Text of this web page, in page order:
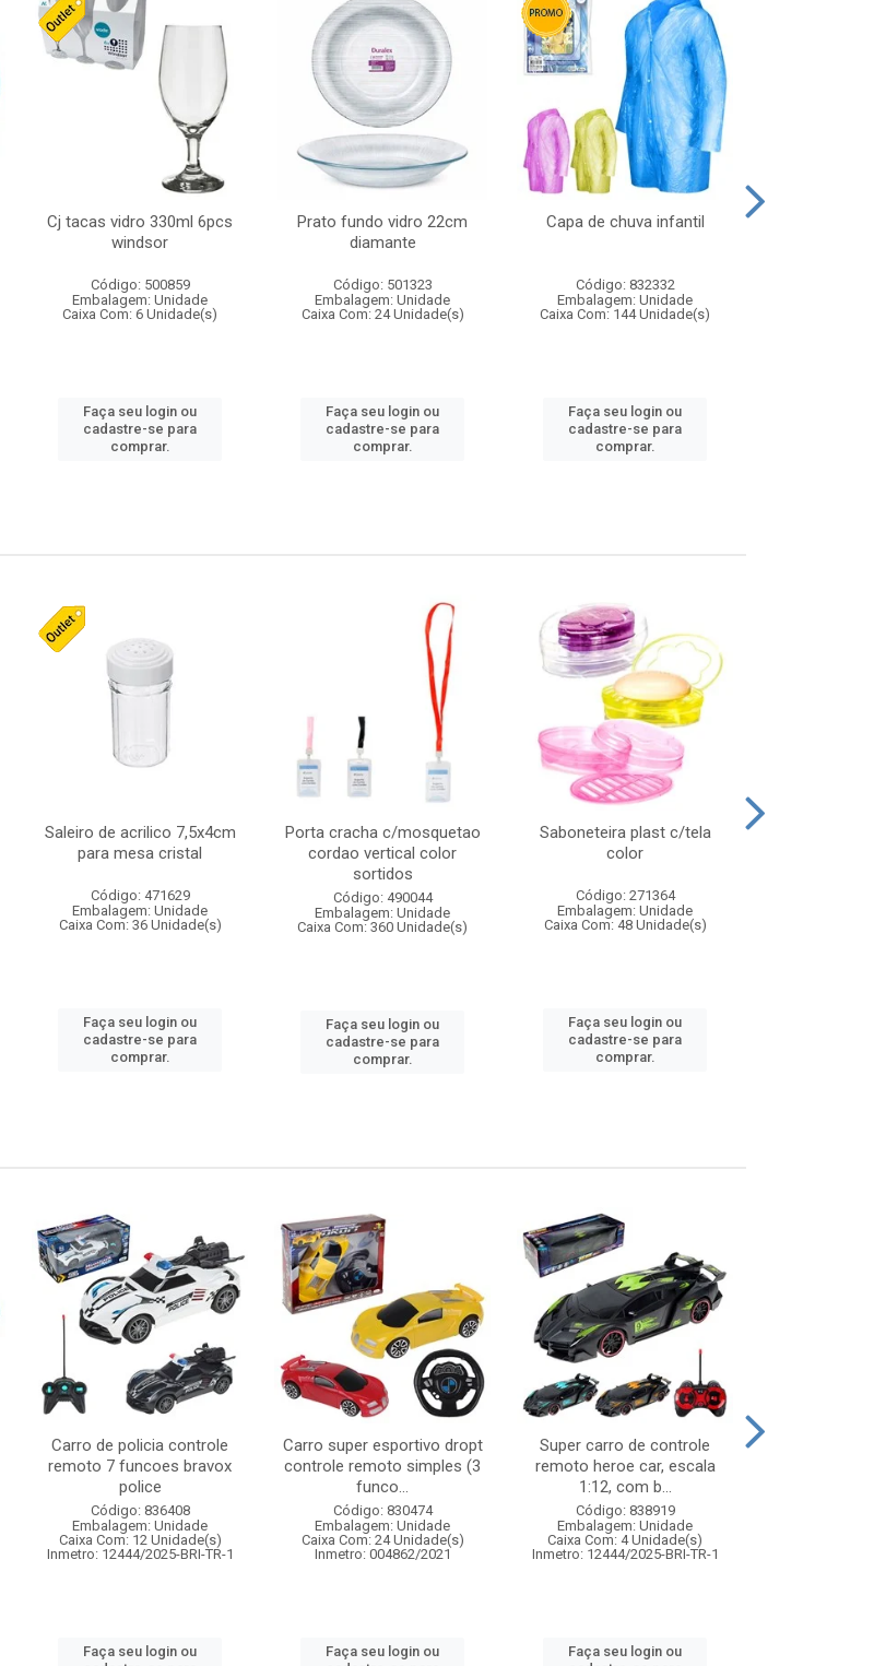
Cj tacas vidro 330ml 6pcs
windsor
Código: 500859
Embalagem: Unidade
Caixa Com: 6 Unidade(s)
Faça seu login ou
cadastre-se para
comprar.
Prato fundo vidro 22cm
diamante
Código: 501323
Embalagem: Unidade
Caixa Com: 24 Unidade(s)
Faça seu login ou
cadastre-se para
comprar.
Capa de chuva infantil
Código: 832332
Embalagem: Unidade
Caixa Com: 144 Unidade(s)
Faça seu login ou
cadastre-se para
comprar.
Saleiro de acrilico 7,5x4cm
para mesa cristal
Código: 471629
Embalagem: Unidade
Caixa Com: 36 Unidade(s)
Faça seu login ou
cadastre-se para
comprar.
Porta cracha c/mosquetao
cordao vertical color
sortidos
Código: 490044
Embalagem: Unidade
Caixa Com: 360 Unidade(s)
Faça seu login ou
cadastre-se para
comprar.
Saboneteira plast c/tela
color
Código: 271364
Embalagem: Unidade
Caixa Com: 48 Unidade(s)
Faça seu login ou
cadastre-se para
comprar.
Carro de policia controle
remoto 7 funcoes bravox
police
Código: 836408
Embalagem: Unidade
Caixa Com: 12 Unidade(s)
Inmetro: 12444/2025-BRI-TR-1
Faça seu login ou
Carro super esportivo dropt
controle remoto simples (3
funco...
Código: 830474
Embalagem: Unidade
Caixa Com: 24 Unidade(s)
Inmetro: 004862/2021
Faça seu login ou
Super carro de controle
remoto heroe car, escala
1:12, com b...
Código: 838919
Embalagem: Unidade
Caixa Com: 4 Unidade(s)
Inmetro: 12444/2025-BRI-TR-1
Faça seu login ou